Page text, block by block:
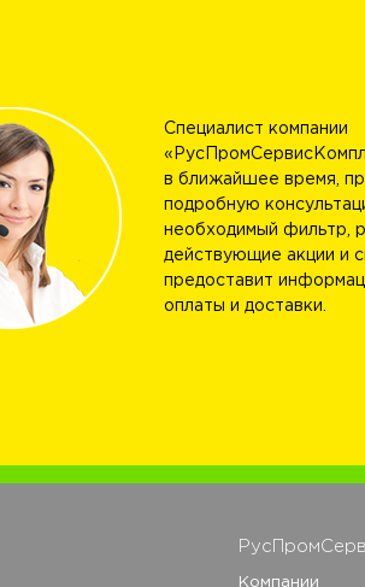
Специалист компании
в ближайшее время,
подробную
необходимый фильтр,
действующие акции и
предоставит
оплаты и доставки.
Компании